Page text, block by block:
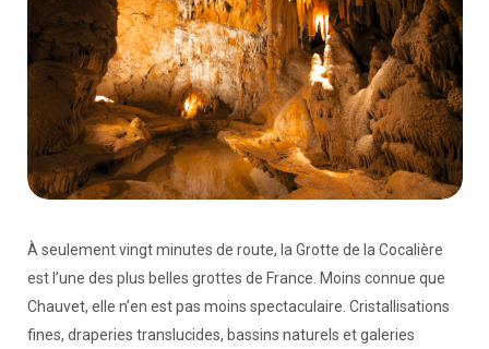
À seulement vingt minutes de route, la Grotte de la Cocalière
est l’une des plus belles grottes de France. Moins connue que
Chauvet, elle n’en est pas moins spectaculaire. Cristallisations
fines, draperies translucides, bassins naturels et galeries